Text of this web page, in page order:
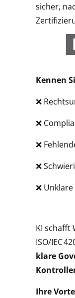
sicher,
Kennen
❌
❌
❌
❌
❌
KI schafft
ISO/IEC
klare
Ihre